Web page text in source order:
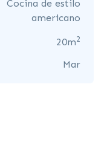
Cocina de estilo
americano
20m2
Mar